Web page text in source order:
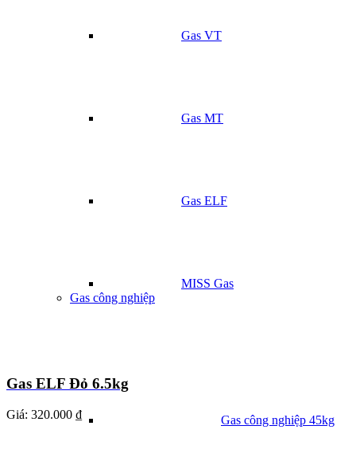
Gas VT
Gas MT
Gas ELF
MISS Gas
Gas công nghiệp
Gas công nghiệp 45kg
Gas ELF Đỏ 6.5kg
Giá: 320.000 ₫